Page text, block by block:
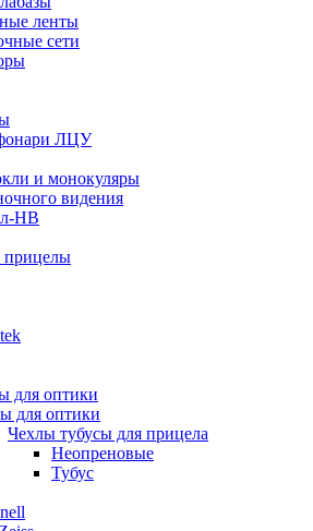
ленты
сети
ЛЦУ
и монокуляры
видения
НВ
для оптики
для оптики
Чехлы тубусы для прицела
Неопреновые
Тубус